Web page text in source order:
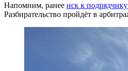
Напомним, ранее иск к
Разбирательство пройдёт в